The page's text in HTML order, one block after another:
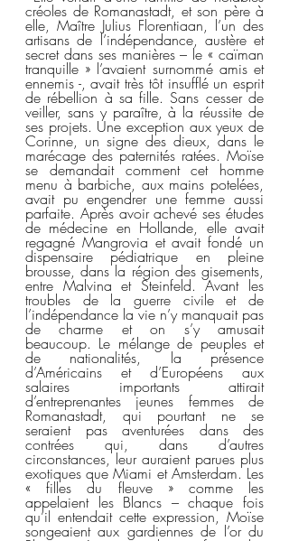
créoles de Romanastadt, et son père à
elle, Maître Julius Florentiaan, l’un des
artisans de l’indépendance, austère et
secret dans ses manières – le « caïman
tranquille » l’avaient surnommé amis et
ennemis -, avait très tôt insufflé un esprit
de rébellion à sa fille. Sans cesser de
veiller, sans y paraître, à la réussite de
ses projets. Une exception aux yeux de
Corinne, un signe des dieux, dans le
marécage des paternités ratées. Moïse
se demandait comment cet homme
menu à barbiche, aux mains potelées,
avait pu engendrer une femme aussi
parfaite. Après avoir achevé ses études
de médecine en Hollande, elle avait
regagné Mangrovia et avait fondé un
dispensaire pédiatrique en pleine
brousse, dans la région des gisements,
entre Malvina et Steinfeld. Avant les
troubles de la guerre civile et de
l’indépendance la vie n’y manquait pas
de charme et on s’y amusait
beaucoup. Le mélange de peuples et
de nationalités, la présence
d’Américains et d’Européens aux
salaires importants attirait
d’entreprenantes jeunes femmes de
Romanastadt, qui pourtant ne se
seraient pas aventurées dans des
contrées qui, dans d’autres
circonstances, leur auraient parues plus
exotiques que Miami et Amsterdam. Les
« filles du fleuve » comme les
appelaient les Blancs – chaque fois
qu’il entendait cette expression, Moïse
songeaient aux gardiennes de l’or du